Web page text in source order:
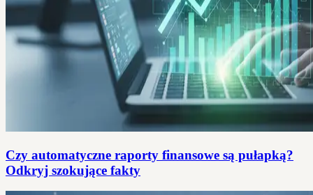
Czy automatyczne raporty finansowe są pułapką?
Odkryj szokujące fakty